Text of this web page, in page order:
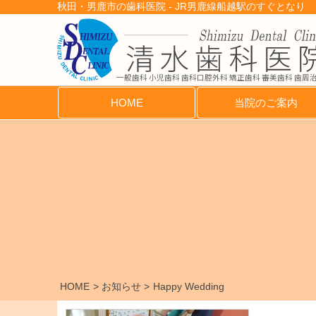
秋田・男鹿市の歯科医院 - JR男鹿線船越駅のすぐとなり
一般歯科 小児歯科 歯科口腔外科 矯正歯科 審美歯科 歯周
HOME 当院のご案内
HOME お知らせ Happy Wedding